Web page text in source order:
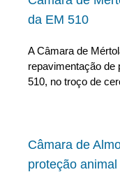
da EM 510
A Câmara de
repavimentação de
510, no troço de
Câmara de
proteção animal